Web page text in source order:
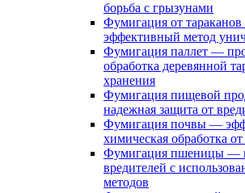
борьба с грызунами
Фумигация от
эффективный метод
Фумигация паллет —
обработка деревянной
хранения
Фумигация пищевой
надежная защита от
Фумигация почвы —
химическая обработка
Фумигация пшеницы —
вредителей с
методов